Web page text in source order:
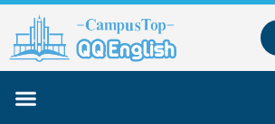
content